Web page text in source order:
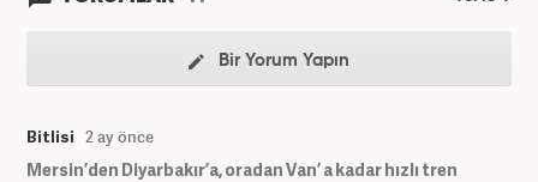
Bir Yorum Yapın
Bitlisi 2 ay önce
Mersin’den Diyarbakır’a, oradan Van’ a kadar hızlı tren